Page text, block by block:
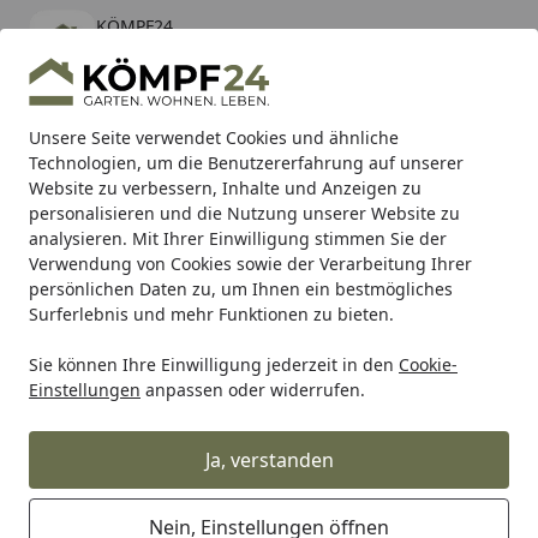
Unsere Seite verwendet Cookies und ähnliche
Technologien, um die Benutzererfahrung auf unserer
Website zu verbessern, Inhalte und Anzeigen zu
personalisieren und die Nutzung unserer Website zu
analysieren. Mit Ihrer Einwilligung stimmen Sie der
Verwendung von Cookies sowie der Verarbeitung Ihrer
persönlichen Daten zu, um Ihnen ein bestmögliches
Surferlebnis und mehr Funktionen zu bieten.
Sie können Ihre Einwilligung jederzeit in den Cookie-
Einstellungen anpassen oder widerrufen.
Ja, verstanden
Nein, Einstellungen öffnen
KÖMPF24
kostenlos - Im App Store
Hotline
Alle Produkte
Mein Konto
Suchen
Karibu Pools inkl. gratis Sandfilteranlage & Pool-
Starterset (Gesamtwert bis 468,99€)
Startseite
Grill Pizzaofen Pizzaofen Gas Ooni Pizzaofen KODA 12
Ooni Pizzaofen KODA 12 Gas
(4 Bewertungen)